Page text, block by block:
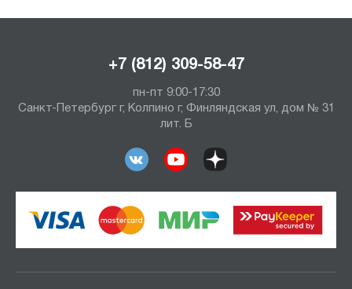
+7 (812) 309-58-47
пн-пт 9:00-17:30
Санкт-Петербург г, Колпино г, Финляндская ул, дом № 31
лит. Б